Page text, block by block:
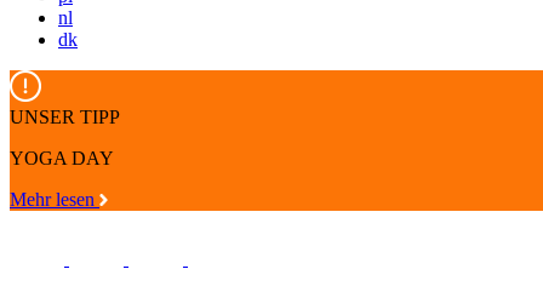
nl
dk
UNSER TIPP
YOGA DAY
Mehr lesen